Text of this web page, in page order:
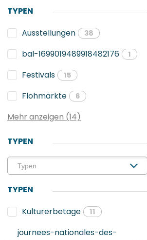
TYPEN
Ausstellungen
38
bal-1699019489918482176 1
Festivals 15
Flohmärkte 6
Mehr anzeigen (14)
TYPEN
TYPEN
Kulturerbetage
11
journees-nationales-des-